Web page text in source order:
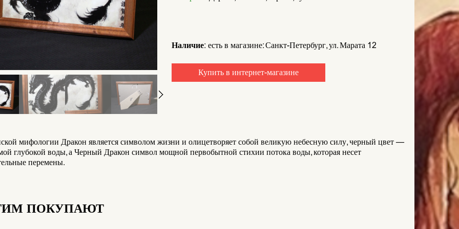
Наличие: есть в магазине: Санкт-Петербург, ул. Марата 12
Купить в интернет-магазине
мифологии Дракон является символом жизни и олицетворяет собой великую небесную силу, черный цвет —
глубокой воды, а Черный Дракон символ мощной первобытной стихии потока воды, которая несет
перемены.
ПОКУПАЮТ